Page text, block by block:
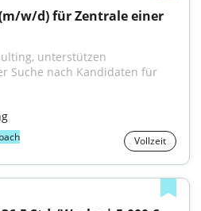
w/d) für Zentrale einer
unterstützen
Suche nach Kandidaten für
Vollzeit